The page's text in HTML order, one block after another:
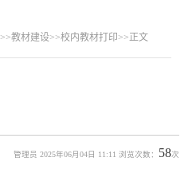
>>教材建设>>校内教材打印>>正文
管理员 2025年06月04日 11:11 浏览次数： 58次